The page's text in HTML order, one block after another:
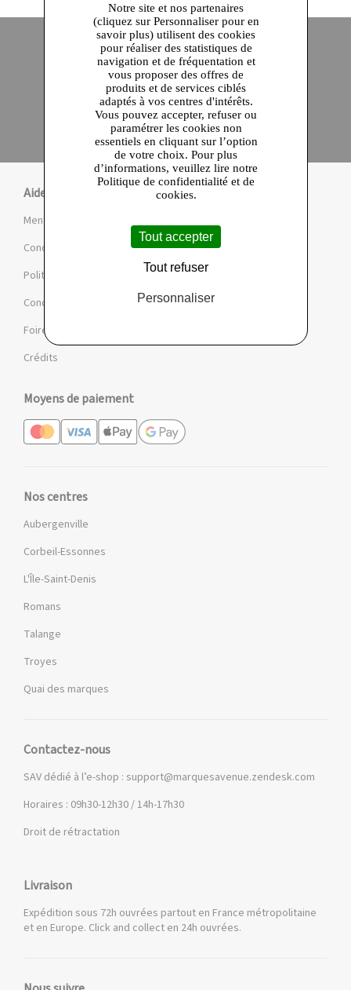
Site officiel Paiement en ligne sécurisé
Click and collect
en 24 heures
Qualité garantie
Aide
Mentions légales et CGU
Conditions de la Marketplace
Politique de confidentialité et de cookies
Conditions des offres et jeux
Foire aux questions
Crédits
Moyens de paiement
Nos centres
Aubergenville
Corbeil-Essonnes
L'Île-Saint-Denis
Romans
Talange
Troyes
Quai des marques
Contactez-nous
SAV dédié à l’e-shop : support@marquesavenue.zendesk.com
Horaires : 09h30-12h30 / 14h-17h30
Droit de rétractation
Livraison
Expédition sous 72h ouvrées partout en France métropolitaine
et en Europe. Click and collect en 24h ouvrées.
Notre site et nos partenaires
(cliquez sur Personnaliser pour en
savoir plus) utilisent des cookies
pour réaliser des statistiques de
navigation et de fréquentation et
vous proposer des offres de
produits et de services ciblés
adaptés à vos centres d'intérêts.
Vous pouvez accepter, refuser ou
paramétrer les cookies non
essentiels en cliquant sur l’option
de votre choix. Pour plus
d’informations, veuillez lire notre
Politique de confidentialité et de
cookies.
Tout accepter
Tout refuser
Personnaliser